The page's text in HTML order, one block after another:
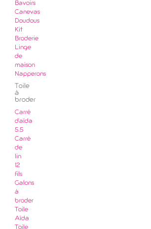
Bavoirs
Canevas
Doudous
Kit
Broderie
Linge
de
maison
Napperons
Toile
à
broder
Carré
d'aïda
5.5
Carré
de
lin
12
fils
Galons
à
broder
Toile
Aïda
Toile